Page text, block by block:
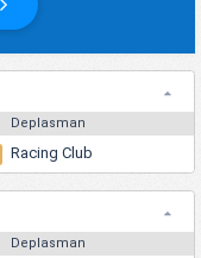
Deplasman
Racing Club
Deplasman